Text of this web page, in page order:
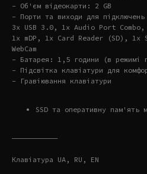
- Об'єм відеокарти: 2 GB
- Порти та виходи для підключень
3x USB 3.0, 1x Audio Port
1x mDP, 1x Card Reader (SD), 1x
WebCam
- Батарея: 1,5 години (в режимі
- Підсвітка клавіатури для
- Гравіювання клавіатури
SSD та оперативну пам'ять
———————————
Клавіатура UA, RU, EN